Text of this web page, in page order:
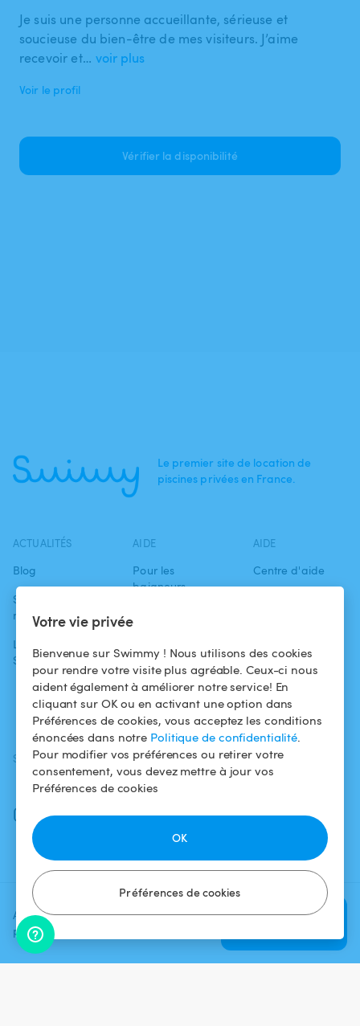
Votre vie privée
Bienvenue sur Swimmy ! Nous utilisons des cookies
pour rendre votre visite plus agréable. Ceux-ci nous
aident également à améliorer notre service! En
cliquant sur OK ou en activant une option dans
Préférences de cookies, vous acceptez les conditions
énoncées dans notre Politique de confidentialité.
Pour modifier vos préférences ou retirer votre
consentement, vous devez mettre à jour vos
Préférences de cookies
Préférences de cookies
OK
Ajoutez une date et un créneau
pour voir le prix
Vérifier la
Je suis une personne accueillante, sérieuse et
soucieuse du bien-être de mes visiteurs. J’aime
recevoir et… voir plus
Voir le profil
Vérifier la disponibilité
Le premier site de location de
piscines privées en France.
ACTUALITÉS
Blog
Swimmy dans les
médias
L'aventure
Swimmy
AIDE
Pour les
baigneurs
Louer ma piscine
Comment ça
marche ?
AIDE
Centre d'aide
confidentialité
Mentions légales
SUIVEZ-NOUS
Facebook
Instagram
TÉLÉCHARGEZ L'APP